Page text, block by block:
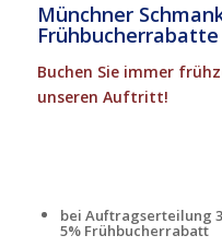
Münchner
Buchen Sie immer
unseren Auftritt!
bei Auftragserteilung
5% Frühbucherrabatt